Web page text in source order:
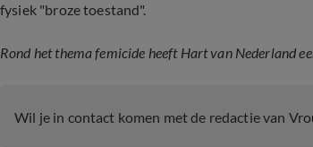
fysiek "broze toestand".
Rond het thema femicide heeft Hart van Nederland
Wil je in contact komen met de redactie van